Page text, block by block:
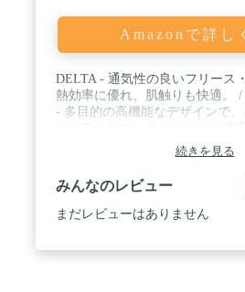
Amazonで詳し
DELTA - 通気性の良いフリース
熱効率に優れ、肌触りも快適。
- 多目的の高機能なデザインで
伸縮性、断熱性、通気性に富む
続きを見る
みんなのレビュー
まだレビューはありません